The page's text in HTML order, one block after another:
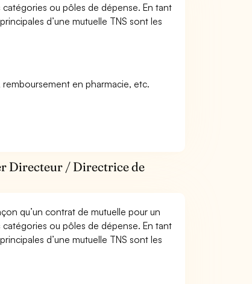
catégories ou pôles de dépense. En tant
d’une mutuelle TNS sont les
en pharmacie, etc.
Directeur / Directrice de
qu’un contrat de mutuelle pour un
catégories ou pôles de dépense. En tant
d’une mutuelle TNS sont les